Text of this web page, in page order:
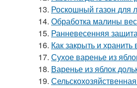
13. Роскошный газон для
14. Обработка малины
15. Ранневесенняя
16. Как закрыть и
17. Сухое варенье из
18. Варенье из яблок
19.